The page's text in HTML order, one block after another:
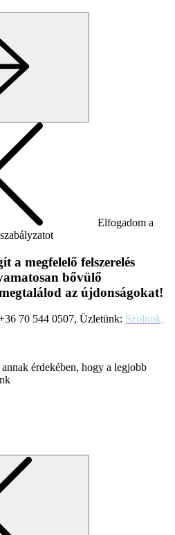
Elfogadom a
a megfelelő felszerelés
bővülő
az újdonságokat!
70 544 0507, Üzletünk: Szolnok,
érdekében, hogy a legjobb